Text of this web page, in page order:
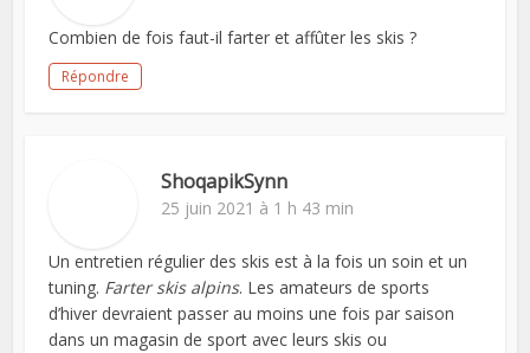
Combien de fois faut-il farter et affûter les skis ?
Répondre
ShoqapikSynn
25 juin 2021 à 1 h 43 min
Un entretien régulier des skis est à la fois un soin et un
tuning. Farter skis alpins. Les amateurs de sports
d’hiver devraient passer au moins une fois par saison
dans un magasin de sport avec leurs skis ou